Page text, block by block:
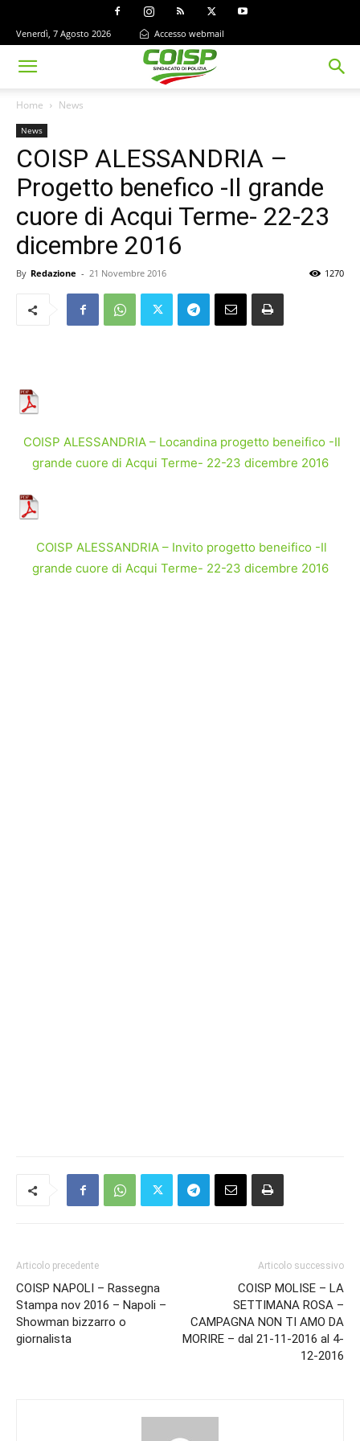
Venerdì, 7 Agosto 2026 Accesso webmail
Home News
News
COISP ALESSANDRIA –
Progetto benefico -Il grande
cuore di Acqui Terme- 22-23
dicembre 2016
By Redazione - 21 Novembre 2016 1270
COISP ALESSANDRIA – Locandina progetto beneifico -Il
grande cuore di Acqui Terme- 22-23 dicembre 2016
COISP ALESSANDRIA – Invito progetto beneifico -Il
grande cuore di Acqui Terme- 22-23 dicembre 2016
Articolo precedente
COISP NAPOLI – Rassegna
Stampa nov 2016 – Napoli –
Showman bizzarro o
giornalista
Articolo successivo
COISP MOLISE – LA
SETTIMANA ROSA –
CAMPAGNA NON TI AMO DA
MORIRE – dal 21-11-2016 al 4-
12-2016